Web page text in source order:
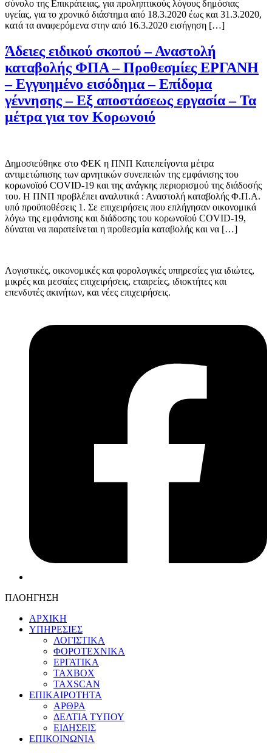
σύνολο της Επικράτειας, για προληπτικούς λόγους δημόσιας
υγείας, για το χρονικό διάστημα από 18.3.2020 έως και 31.3.2020,
κατά τα αναφερόμενα στην από 16.3.2020 εισήγηση […]
Άδειες ειδικού σκοπού – Αναστολή
καταβολής ΦΠΑ – Προθεσμίες ΕΡΓΑΝΗ
– Εγγυημένο εισόδημα – Επίδομα
γέννησης – Εξ αποστάσεως εργασία – Τα
μέτρα για τον Κορωνοιό
Δημοσιεύθηκε στο ΦΕΚ η ΠΝΠ Κατεπείγοντα μέτρα
αντιμετώπισης των αρνητικών συνεπειών της εμφάνισης του
κορωνοϊού COVID-19 και της ανάγκης περιορισμού της διάδοσής
του. Η ΠΝΠ προβλέπει αναλυτικά : Αναστολή καταβολής Φ.Π.Α.
υπό προϋποθέσεις 1. Σε επιχειρήσεις που επλήγησαν οικονομικά
λόγω της εμφάνισης και διάδοσης του κορωνοϊού COVID-19,
δύναται να παρατείνεται η προθεσμία καταβολής και να […]
Λογιστικές, οικονομικές και φορολογικές υπηρεσίες για ιδιώτες,
μικρές και μεσαίες επιχειρήσεις, εταιρείες, ιδιοκτήτες και
επενδυτές ακινήτων, και νέες επιχειρήσεις.
ΠΛΟΗΓΗΣΗ
ΑΡΧΙΚΗ
ΥΠΗΡΕΣΙΕΣ
ΛΟΓΙΣΤΙΚΑ
ΦΟΡΟΤΕΧΝΙΚΑ
ΕΡΓΑΤΙΚΑ
TAXBOX
TAXSCAN
ΕΠΙΚΑΙΡΟΤΗΤΑ
ΑΡΘΡΑ
ΔΕΛΤΙΑ ΤΥΠΟΥ
ΕΙΔΗΣΕΙΣ
ΕΠΙΚΟΙΝΩΝΙΑ